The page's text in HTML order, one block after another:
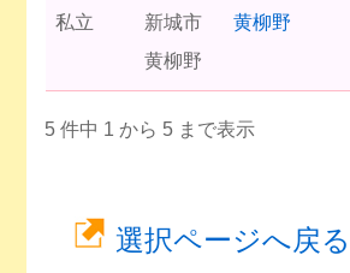
私立
新城市
黄柳野
黄柳野
5 件中 1 から 5 まで表示
選択ページへ戻る